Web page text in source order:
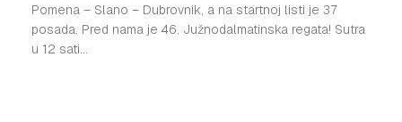
Pomena – Slano – Dubrovnik, a na startnoj listi je 37
posada. Pred nama je 46. Južnodalmatinska regata! Sutra
u 12 sati...